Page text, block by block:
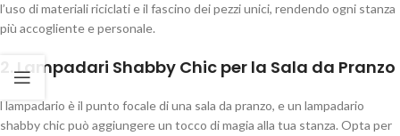
l’uso di materiali riciclati e il fascino dei pezzi unici, rendendo ogni stanza
più accogliente e personale.
2. Lampadari Shabby Chic per la Sala da Pranzo
l lampadario è il punto focale di una sala da pranzo, e un lampadario
shabby chic può aggiungere un tocco di magia alla tua stanza. Opta per